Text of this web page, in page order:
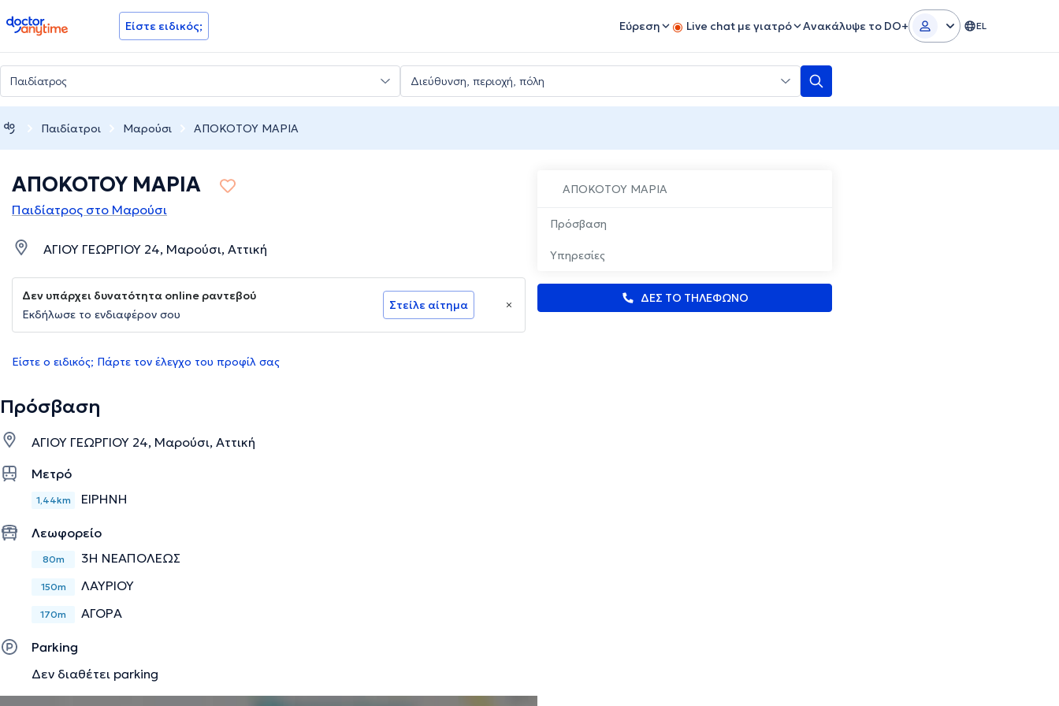
doctoranytime Είστε ειδικός; Εύρεση Live chat με γιατρό Ανακάλυψε το DO+ EL
Παιδίατροι Μαρούσι ΑΠΟΚΟΤΟΥ ΜΑΡΙΑ
ΑΠΟΚΟΤΟΥ ΜΑΡΙΑ
Πρόσβαση
Υπηρεσίες
ΔΕΣ ΤΟ ΤΗΛΕΦΩΝΟ
ΑΠΟΚΟΤΟΥ ΜΑΡΙΑ
Παιδίατρος στο Μαρούσι
ΑΓΙΟΥ ΓΕΩΡΓΙΟΥ 24, Μαρούσι, Αττική
Δεν υπάρχει δυνατότητα online ραντεβού
Εκδήλωσε το ενδιαφέρον σου
Στείλε αίτημα
Είστε ο ειδικός; Πάρτε τον έλεγχο του προφίλ σας
Πρόσβαση
ΑΓΙΟΥ ΓΕΩΡΓΙΟΥ 24, Μαρούσι, Αττική
Μετρό
1,44km ΕΙΡΗΝΗ
Λεωφορείο
80m 3Η ΝΕΑΠΟΛΕΩΣ
150m ΛΑΥΡΙΟΥ
170m ΑΓΟΡΑ
Parking
Δεν διαθέτει parking